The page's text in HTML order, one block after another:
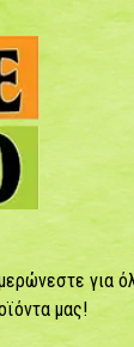
για
μας!